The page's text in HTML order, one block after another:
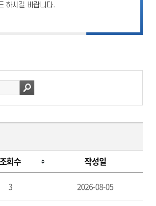
하시길 바랍니다.
조회수 작성일
3 2026-08-05